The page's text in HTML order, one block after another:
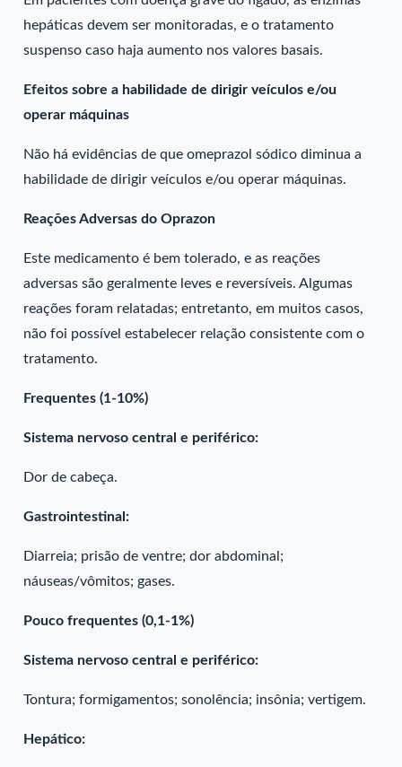
hepáticas devem ser monitoradas, e o tratamento
suspenso caso haja aumento nos valores basais.
Efeitos sobre a habilidade de dirigir veículos e/ou
operar máquinas
Não há evidências de que omeprazol sódico diminua a
habilidade de dirigir veículos e/ou operar máquinas.
Reações Adversas do Oprazon
Este medicamento é bem tolerado, e as reações
adversas são geralmente leves e reversíveis. Algumas
reações foram relatadas; entretanto, em muitos casos,
não foi possível estabelecer relação consistente com o
tratamento.
Frequentes (1-10%)
Sistema nervoso central e periférico:
Dor de cabeça.
Gastrointestinal:
Diarreia; prisão de ventre; dor abdominal;
náuseas/vômitos; gases.
Pouco frequentes (0,1-1%)
Sistema nervoso central e periférico:
Tontura; formigamentos; sonolência; insônia; vertigem.
Hepático: